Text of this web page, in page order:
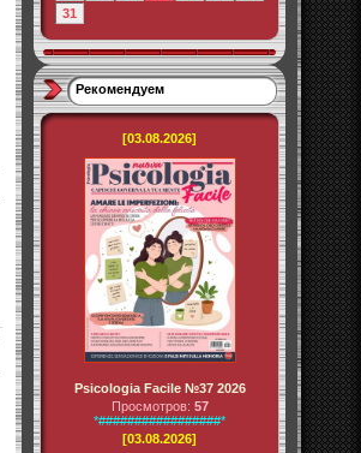
31
Рекомендуем
[03.08.2026]
Psicologia Facile №37 2026
Просмотров: 57
*#################*
[03.08.2026]